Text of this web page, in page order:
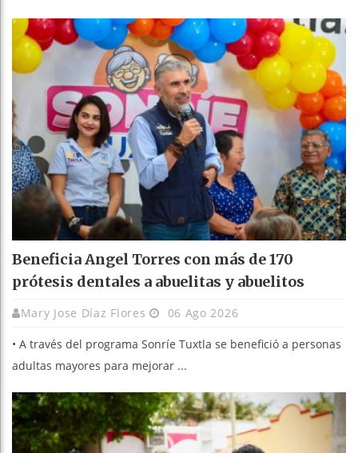
Beneficia Angel Torres con más de 170
prótesis dentales a abuelitas y abuelitos
Mary Jose Díaz Flores 06 Ago 2026
• A través del programa Sonríe Tuxtla se benefició a personas
adultas mayores para mejorar ...